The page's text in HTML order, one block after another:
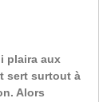
plaira aux
sert surtout à
Alors